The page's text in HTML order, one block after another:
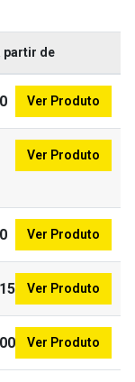
partir de
Ver Produto
Ver Produto
Ver Produto
Ver Produto
Ver Produto